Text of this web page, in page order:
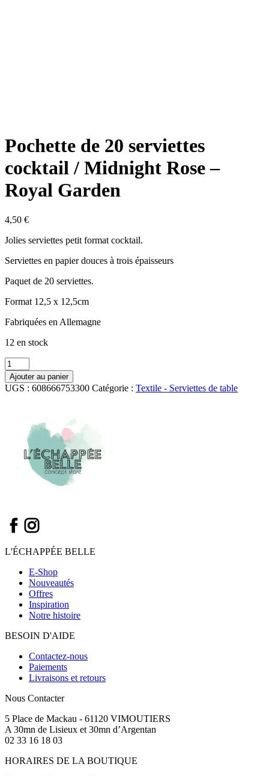
Pochette de 20 serviettes
cocktail / Midnight Rose –
Royal Garden
4,50 €
Jolies serviettes petit format cocktail.
Serviettes en papier douces à trois épaisseurs
Paquet de 20 serviettes.
Format 12,5 x 12,5cm
Fabriquées en Allemagne
12 en stock
quantité
de
Pochette
de
cocktail
Midnight
Ajouter au panier
UGS : 608666753300 Catégorie : Textile - Serviettes de table
L'ÉCHAPPÉE BELLE
E-Shop
Nouveautés
Offres
Inspiration
Notre histoire
BESOIN D'AIDE
Contactez-nous
Paiements
Livraisons et retours
Nous Contacter
5 Place de Mackau - 61120 VIMOUTIERS
A 30mn de Lisieux et 30mn d’Argentan
02 33 16 18 03
HORAIRES DE LA BOUTIQUE